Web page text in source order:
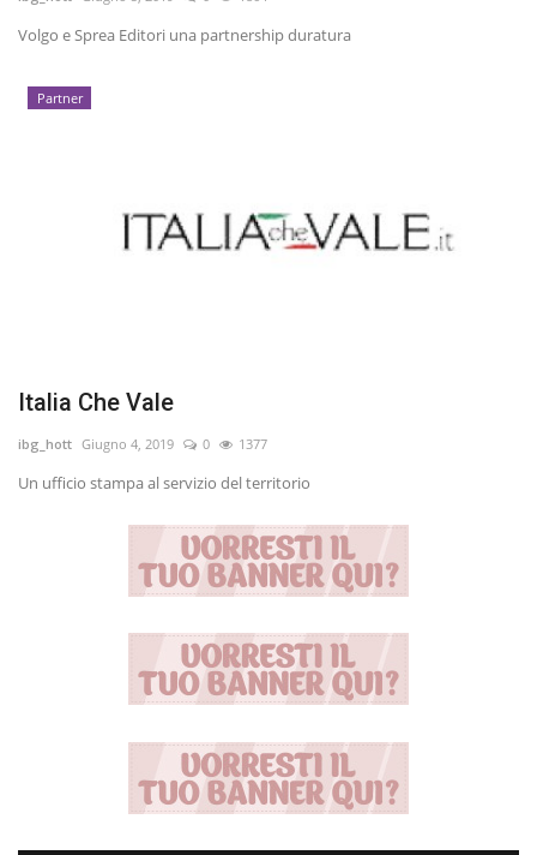
Entra nel Team
Tecnologia
Galleria
Shop
Volgo e Sprea Editori una partnership duratura
Partner
Italia Che Vale
ibg_hott Giugno 4, 2019 0 1377
Un ufficio stampa al servizio del territorio